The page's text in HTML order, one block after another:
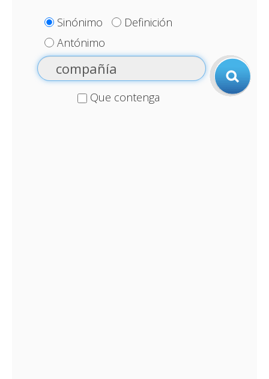
Sinónimo
Definición
Antónimo
Que contenga